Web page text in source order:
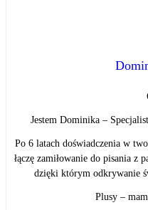
Jestem Dominika –
Po 6 latach doświadczenia w
łączę zamiłowanie do pisania z
dzięki którym odkrywanie
Plusy –